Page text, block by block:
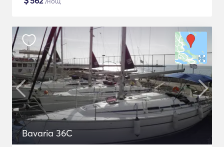
Bavaria 36C